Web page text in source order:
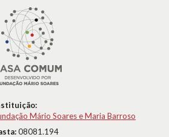
Mário Soares e Maria Barroso
08081.194